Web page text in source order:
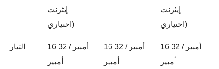
إيثرنت
اختياري)
إيثرنت
اختياري)
التيار
16 أمبير / 32
أمبير
16 أمبير / 32
أمبير
16 أمبير / 32
أمبير